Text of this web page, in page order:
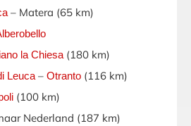
– Matera (65 km)
la Chiesa(180 km)
Leuca– Otranto (116 km)
(100 km)
Nederland (187 km)